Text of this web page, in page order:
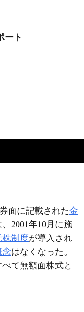
ート
面に記載された金
2001年10月に施
株制度が導入され
念はなくなった。
て無額面株式と